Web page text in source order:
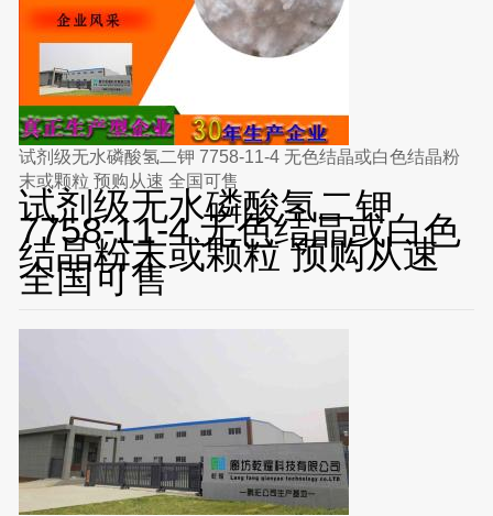
试剂级无水磷酸氢二钾 7758-11-4 无色结晶或白色结晶粉
末或颗粒 预购从速 全国可售
试剂级无水磷酸氢二钾
7758-11-4 无色结晶或白色
结晶粉末或颗粒 预购从速
全国可售